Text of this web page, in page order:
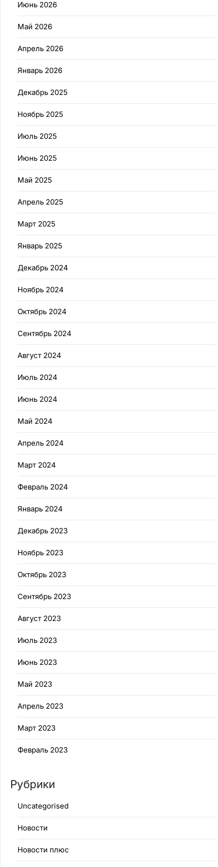
Июнь 2026
Май 2026
Апрель 2026
Январь 2026
Декабрь 2025
Ноябрь 2025
Июль 2025
Июнь 2025
Май 2025
Апрель 2025
Март 2025
Январь 2025
Декабрь 2024
Ноябрь 2024
Октябрь 2024
Сентябрь 2024
Август 2024
Июль 2024
Июнь 2024
Май 2024
Апрель 2024
Март 2024
Февраль 2024
Январь 2024
Декабрь 2023
Ноябрь 2023
Октябрь 2023
Сентябрь 2023
Август 2023
Июль 2023
Июнь 2023
Май 2023
Апрель 2023
Март 2023
Февраль 2023
Рубрики
Uncategorised
Новости
Новости плюс